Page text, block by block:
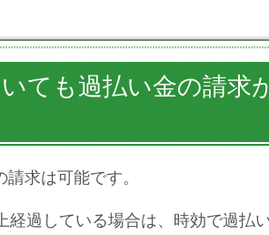
ても過払い金の請求
求は可能です。
経過している場合は、時効で過払